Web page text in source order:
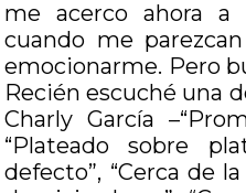
me acerco ahora a
cuando me
emocionarme. Pero
Recién escuché una
Charly García
“Plateado sobre
defecto”, “Cerca de